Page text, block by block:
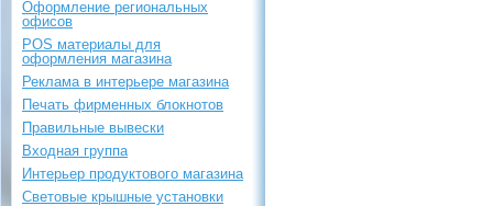
Оформление региональных
офисов
POS материалы для
оформления магазина
Реклама в интерьере магазина
Печать фирменных блокнотов
Правильные вывески
Входная группа
Интерьер продуктового магазина
Световые крышные установки